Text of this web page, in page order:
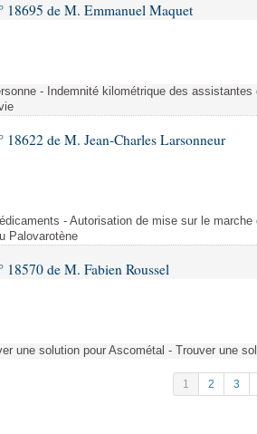
18695 de M. Emmanuel Maquet
- Indemnité kilométrique des
18622 de M. Jean-Charles Larsonneur
- Autorisation de mise sur le
Palovarotène
18570 de M. Fabien Roussel
une solution pour Ascométal - Trouver une
1 2 3